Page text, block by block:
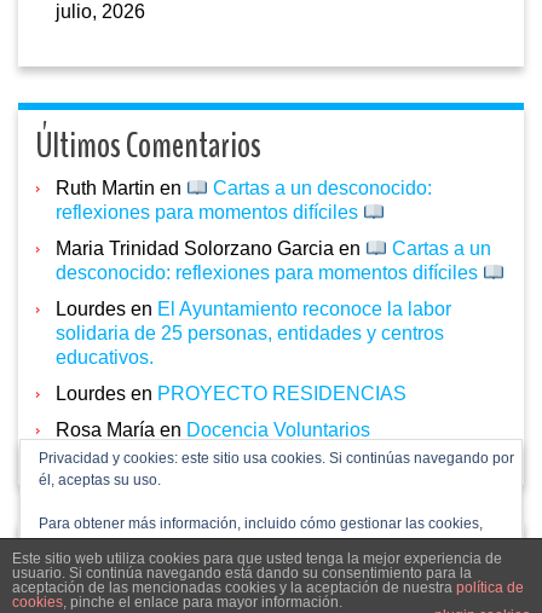
julio, 2026
Últimos Comentarios
Ruth Martin en
Cartas a un desconocido:
reflexiones para momentos difíciles
Maria Trinidad Solorzano Garcia en
Cartas a un
desconocido: reflexiones para momentos difíciles
Lourdes en El Ayuntamiento reconoce la labor
solidaria de 25 personas, entidades y centros
educativos.
Lourdes en PROYECTO RESIDENCIAS
Rosa María en Docencia Voluntarios
acpdcastillayleon.com 2024
Este sitio web utiliza cookies para que usted tenga la mejor experiencia de
usuario. Si continúa navegando está dando su consentimiento para la
aceptación de las mencionadas cookies y la aceptación de nuestra política de
cookies, pinche el enlace para mayor información.
Privacidad y cookies: este sitio usa cookies. Si continúas navegando por
él, aceptas su uso.
Para obtener más información, incluido cómo gestionar las cookies,